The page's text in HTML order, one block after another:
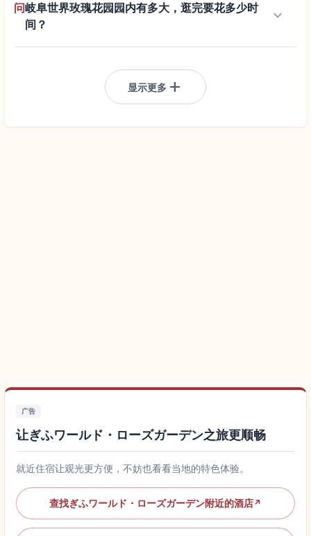
问岐阜世界玫瑰花园园内有多大，逛完要花多少时
间？
keyboard_arrow_down
显示更多 add
广告
让ぎふワールド・ローズガーデン之旅更顺畅
就近住宿让观光更方便，不妨也看看当地的特色体验。
查找ぎふワールド・ローズガーデン附近的酒店↗